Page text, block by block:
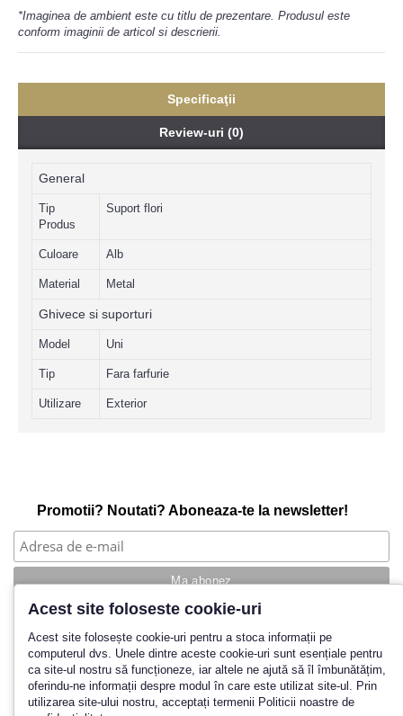
*Imaginea de ambient este cu titlu de prezentare. Produsul este
conform imaginii de articol si descrierii.
Specificaţii
Review-uri (0)
General
Tip
Produs
Suport flori
Culoare Alb
Material Metal
Ghivece si suporturi
Model Uni
Tip Fara farfurie
Utilizare Exterior
Promotii? Noutati? Aboneaza-te la newsletter!
Povestea noastra
Cum cumpar?
Termeni si conditii
Politica de retur
Contact
Acest site foloseste cookie-uri
Acest site folosește cookie-uri pentru a stoca informații pe
computerul dvs. Unele dintre aceste cookie-uri sunt esențiale pentru
ca site-ul nostru să funcționeze, iar altele ne ajută să îl îmbunătățim,
oferindu-ne informații despre modul în care este utilizat site-ul. Prin
utilizarea site-ului nostru, acceptați termenii Politicii noastre de